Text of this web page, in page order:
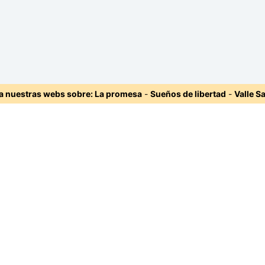
nuestras webs sobre:La promesa - Sueños de libertad - Valle